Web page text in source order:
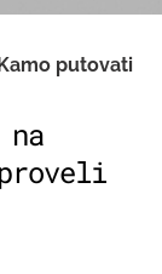
putovati